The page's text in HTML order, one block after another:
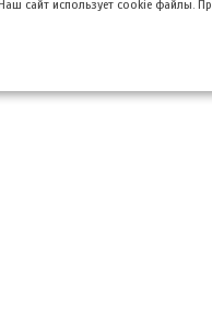
сайт использует cookie файлы.